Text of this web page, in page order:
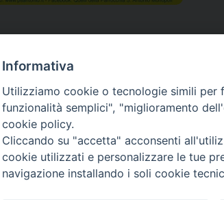
Monopoli
Informativa
Utilizziamo cookie o tecnologie simili per
funzionalità semplici", "miglioramento
cookie policy.
Cliccando su "accetta" acconsenti
cookie utilizzati e personalizzare le tue
navigazione installando i soli cookie